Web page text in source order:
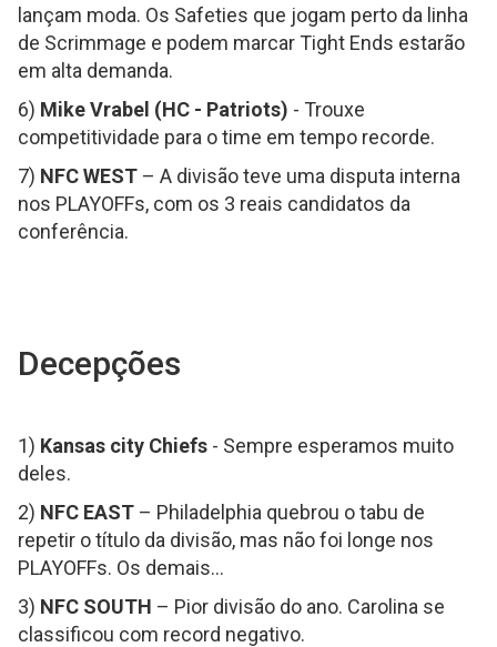
lançam moda. Os Safeties que jogam perto da linha
de Scrimmage e podem marcar Tight Ends estarão
em alta demanda.
6) Mike Vrabel (HC - Patriots) - Trouxe
competitividade para o time em tempo recorde.
7) NFC WEST – A divisão teve uma disputa interna
nos PLAYOFFs, com os 3 reais candidatos da
conferência.
Decepções
1) Kansas city Chiefs - Sempre esperamos muito
deles.
2) NFC EAST – Philadelphia quebrou o tabu de
repetir o título da divisão, mas não foi longe nos
PLAYOFFs. Os demais...
3) NFC SOUTH – Pior divisão do ano. Carolina se
classificou com record negativo.